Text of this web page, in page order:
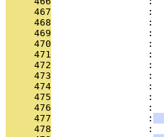
     467
:
     468
:
     469
:
     470
:
     471
:
     472
:
     473
:
     474
:
     475
:
     476
:
     477
                 :
     478
: